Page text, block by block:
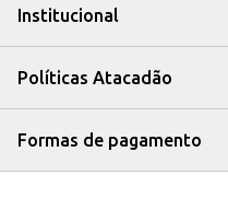
Institucional
Políticas Atacadão
Formas de pagamento